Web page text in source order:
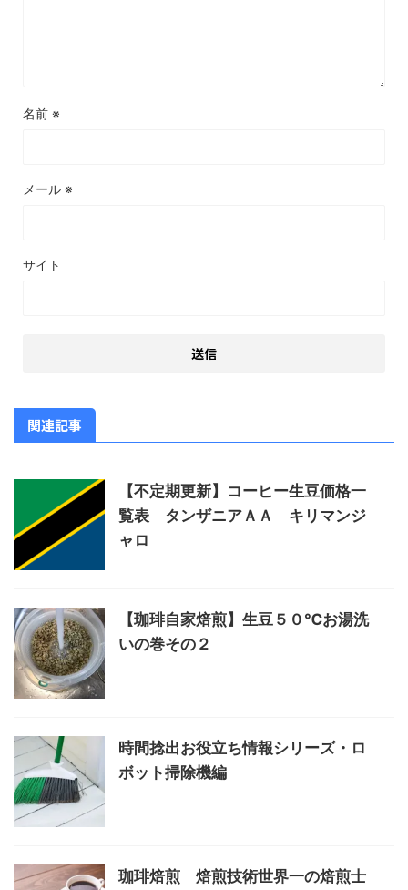
名前 ※
メール ※
サイト
関連記事
【不定期更新】コーヒー生豆価格一
覧表 タンザニアＡＡ キリマンジ
ャロ
【珈琲自家焙煎】生豆５０℃お湯洗
いの巻その２
時間捻出お役立ち情報シリーズ・ロ
ボット掃除機編
珈琲焙煎 焙煎技術世界一の焙煎士